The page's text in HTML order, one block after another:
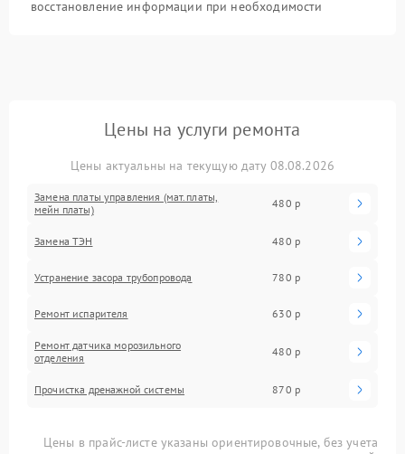
восстановление информации при необходимости
Цены на услуги ремонта
Цены актуальны на текущую дату 08.08.2026
Замена платы управления (мат.платы,
мейн платы)
480 р
Замена ТЭН 480 р
Устранение засора трубопровода 780 р
Ремонт испарителя 630 р
Ремонт датчика морозильного
отделения
480 р
Прочистка дренажной системы 870 р
Цены в прайс-листе указаны ориентировочные, без учета